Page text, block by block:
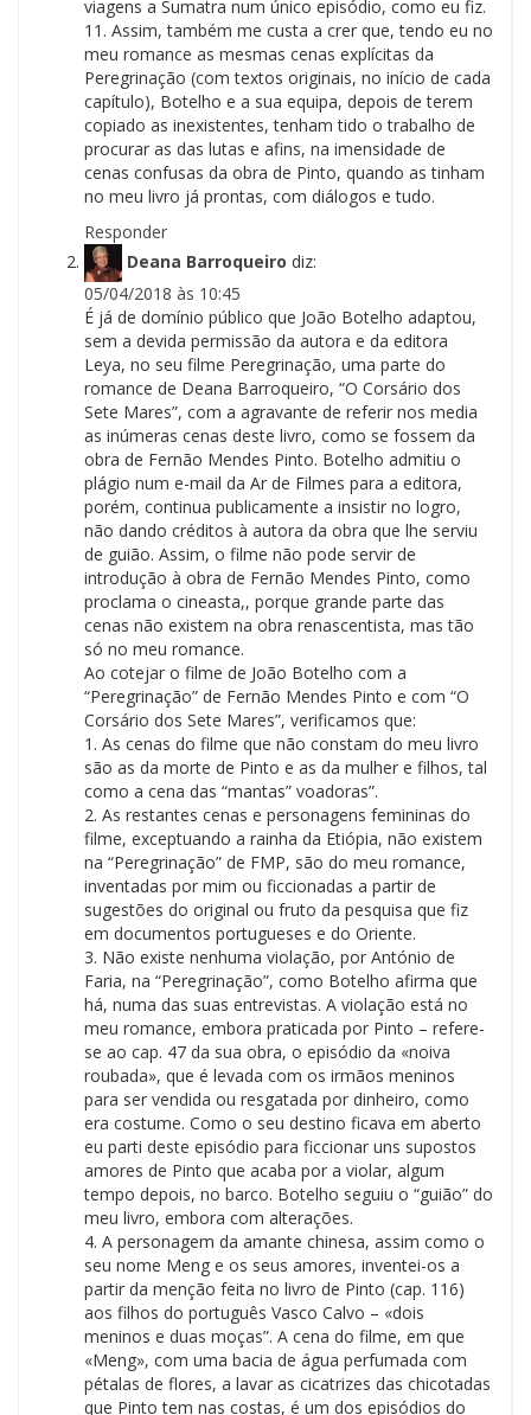
viagens a Sumatra num único episódio, como eu fiz.
11. Assim, também me custa a crer que, tendo eu no
meu romance as mesmas cenas explícitas da
Peregrinação (com textos originais, no início de cada
capítulo), Botelho e a sua equipa, depois de terem
copiado as inexistentes, tenham tido o trabalho de
procurar as das lutas e afins, na imensidade de
cenas confusas da obra de Pinto, quando as tinham
no meu livro já prontas, com diálogos e tudo.
Responder
Deana Barroqueiro diz:
05/04/2018 às 10:45
É já de domínio público que João Botelho adaptou,
sem a devida permissão da autora e da editora
Leya, no seu filme Peregrinação, uma parte do
romance de Deana Barroqueiro, “O Corsário dos
Sete Mares”, com a agravante de referir nos media
as inúmeras cenas deste livro, como se fossem da
obra de Fernão Mendes Pinto. Botelho admitiu o
plágio num e-mail da Ar de Filmes para a editora,
porém, continua publicamente a insistir no logro,
não dando créditos à autora da obra que lhe serviu
de guião. Assim, o filme não pode servir de
introdução à obra de Fernão Mendes Pinto, como
proclama o cineasta,, porque grande parte das
cenas não existem na obra renascentista, mas tão
só no meu romance.
Ao cotejar o filme de João Botelho com a
“Peregrinação” de Fernão Mendes Pinto e com “O
Corsário dos Sete Mares”, verificamos que:
1. As cenas do filme que não constam do meu livro
são as da morte de Pinto e as da mulher e filhos, tal
como a cena das “mantas” voadoras”.
2. As restantes cenas e personagens femininas do
filme, exceptuando a rainha da Etiópia, não existem
na “Peregrinação” de FMP, são do meu romance,
inventadas por mim ou ficcionadas a partir de
sugestões do original ou fruto da pesquisa que fiz
em documentos portugueses e do Oriente.
3. Não existe nenhuma violação, por António de
Faria, na “Peregrinação”, como Botelho afirma que
há, numa das suas entrevistas. A violação está no
meu romance, embora praticada por Pinto – refere-
se ao cap. 47 da sua obra, o episódio da «noiva
roubada», que é levada com os irmãos meninos
para ser vendida ou resgatada por dinheiro, como
era costume. Como o seu destino ficava em aberto
eu parti deste episódio para ficcionar uns supostos
amores de Pinto que acaba por a violar, algum
tempo depois, no barco. Botelho seguiu o “guião” do
meu livro, embora com alterações.
4. A personagem da amante chinesa, assim como o
seu nome Meng e os seus amores, inventei-os a
partir da menção feita no livro de Pinto (cap. 116)
aos filhos do português Vasco Calvo – «dois
meninos e duas moças”. A cena do filme, em que
«Meng», com uma bacia de água perfumada com
pétalas de flores, a lavar as cicatrizes das chicotadas
que Pinto tem nas costas, é um dos episódios do